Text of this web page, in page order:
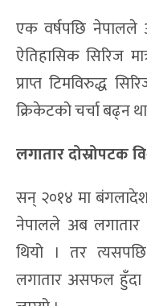
एक वर्षपछि नेपालले
ऐतिहासिक सिरिज
प्राप्त टिमविरुद्ध
क्रिकेटको चर्चा बढ्न
लगातार दोस्रोपटक
सन् २०१४ मा
नेपालले अब लगातार
थियो । तर
लगातार असफल हुँदा